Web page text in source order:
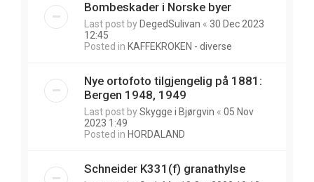
Bombeskader i Norske byer
Last post by DegedSulivan « 30 Dec 2023
12:45
Posted in KAFFEKROKEN - diverse
Nye ortofoto tilgjengelig på 1881:
Bergen 1948, 1949
Last post bySkygge i Bjørgvin « 05 Nov
2023 1:49
Posted in HORDALAND
Schneider K331(f) granathylse